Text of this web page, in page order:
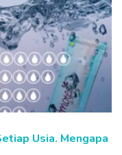
Usia. Mengapa